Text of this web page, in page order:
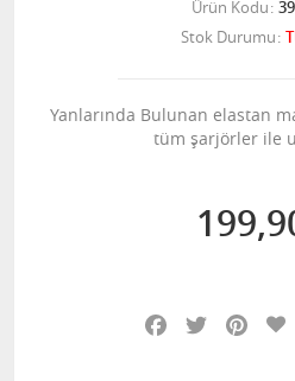
Ürün Kodu
Stok Durumu
Yanlarında Bulunan elastan
tüm şarjörler ile
Facebook
Twitter